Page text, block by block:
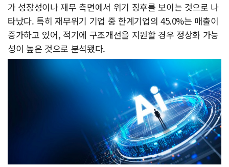
가 성장성이나 재무 측면에서 위기 징후를 보이는 것으로 나
타났다. 특히 재무위기 기업 중 한계기업의 45.0%는 매출이
증가하고 있어, 적기에 구조개선을 지원할 경우 정상화 가능
성이 높은 것으로 분석됐다.